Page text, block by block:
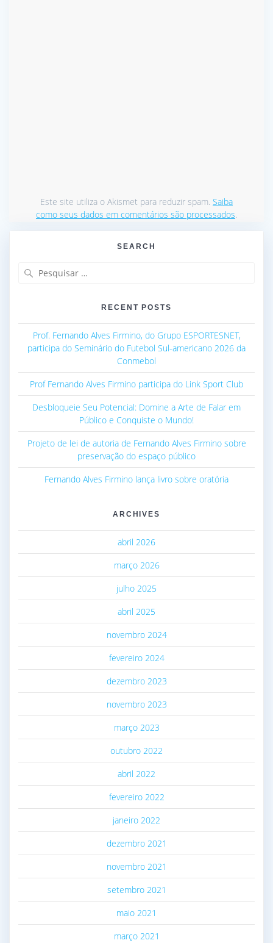
Este site utiliza o Akismet para reduzir spam. Saiba
como seus dados em comentários são processados.
SEARCH
RECENT POSTS
Prof. Fernando Alves Firmino, do Grupo ESPORTESNET,
participa do Seminário do Futebol Sul-americano 2026 da
Conmebol
Prof Fernando Alves Firmino participa do Link Sport Club
Desbloqueie Seu Potencial: Domine a Arte de Falar em
Público e Conquiste o Mundo!
Projeto de lei de autoria de Fernando Alves Firmino sobre
preservação do espaço público
Fernando Alves Firmino lança livro sobre oratória
ARCHIVES
abril 2026
março 2026
julho 2025
abril 2025
novembro 2024
fevereiro 2024
dezembro 2023
novembro 2023
março 2023
outubro 2022
abril 2022
fevereiro 2022
janeiro 2022
dezembro 2021
novembro 2021
setembro 2021
maio 2021
março 2021